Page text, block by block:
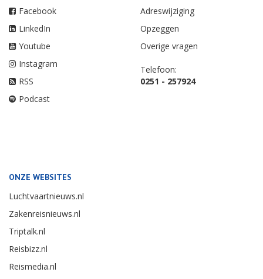
Facebook
LinkedIn
Youtube
Instagram
RSS
Podcast
Adreswijziging
Opzeggen
Overige vragen
Telefoon:
0251 - 257924
ONZE WEBSITES
Luchtvaartnieuws.nl
Zakenreisnieuws.nl
Triptalk.nl
Reisbizz.nl
Reismedia.nl